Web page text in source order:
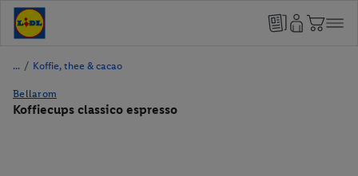
/ Koffie, thee & cacao
Bellarom
Koffiecups classico espresso